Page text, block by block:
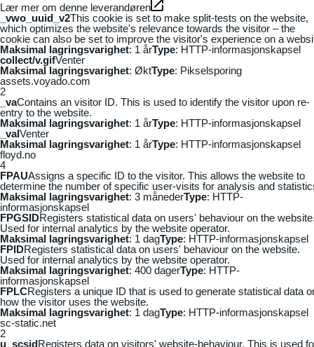
Lær mer om denne leverandøren
_vwo_uuid_v2This cookie is set to make split-tests on the website,
which optimizes the website's relevance towards the visitor – the
cookie can also be set to improve the visitor's experience on a
Maksimal lagringsvarighet: 1 årType: HTTP-informasjonskapsel
collect/v.gifVenter
Maksimal lagringsvarighet: ØktType: Pikselsporing
assets.voyado.com
2
_vaContains an visitor ID. This is used to identify the visitor upon re-
entry to the website.
Maksimal lagringsvarighet: 1 årType: HTTP-informasjonskapsel
_vaIVenter
Maksimal lagringsvarighet: 1 årType: HTTP-informasjonskapsel
floyd.no
4
FPAUAssigns a specific ID to the visitor. This allows the website to
determine the number of specific user-visits for analysis and
Maksimal lagringsvarighet: 3 månederType: HTTP-
informasjonskapsel
FPGSIDRegisters statistical data on users' behaviour on the
Used for internal analytics by the website operator.
Maksimal lagringsvarighet: 1 dagType: HTTP-informasjonskapsel
FPIDRegisters statistical data on users' behaviour on the website.
Used for internal analytics by the website operator.
Maksimal lagringsvarighet: 400 dagerType: HTTP-
informasjonskapsel
FPLCRegisters a unique ID that is used to generate statistical data
how the visitor uses the website.
Maksimal lagringsvarighet: 1 dagType: HTTP-informasjonskapsel
sc-static.net
2
u_scsidRegisters data on visitors' website-behaviour. This is used